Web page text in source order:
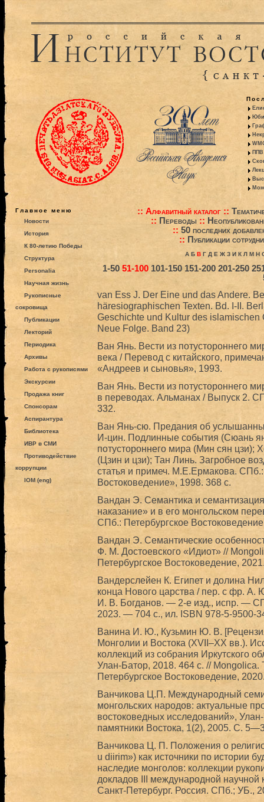
ППВ
Главное меню
Новости
История
К 80-летию Победы
Структура
Personalia
Научная жизнь
Рукописные
сокровища
Публикации
Лекторий
Периодика
Архивы
Работа с рукописями
Экскурсии
Продажа книг
Спонсорам
Аспирантура
Библиотека
ИВР в СМИ
Противодействие
коррупции
IOM (eng)
:: Алфавитный каталог ::
:: Переводы::
:: 50 последних
:: Публикации
А Б В Г Д Е Ж З И К Л М Н
1-50 51-100 101-150 151-200 201-250
van Ess J. Der Eine und das Andere.
häresiographischen Texten. Bd. I-II.
Geschichte und Kultur des islamischen
Neue Folge. Band 23)
Ван Янь. Вести из потустороннего
века / Перевод с китайского,
«Андреев и сыновья», 1993.
Ван Янь. Вести из потустороннего
в переводах. Альманах / Выпуск 2.
332.
Ван Янь-сю. Предания об
И-цин. Подлинные события (Сюань
потустороннего мира (Мин сян цзи);
(Цзин и цзи); Тан Линь. Загробное
статья и примеч. М.Е.Ермакова.
Востоковедение», 1998. 368 с.
Вандан Э. Семантика и
наказание» и в его монгольском
СПб.: Петербургское
Вандан Э. Семантические
Ф. М. Достоевского «Идиот» //
Петербургское Востоковедение,
Вандерслейен К. Египет и долина
конца Нового царства / пер. с фр.
И. В. Богданов. — 2-е изд., испр. —
2023. — 704 с., ил. ISBN 978-5-9500-
Ванина И. Ю., Кузьмин Ю. В.
Монголии и Востока (XVII–XX вв.).
коллекций из собрания Иркутского
Улан-Батор, 2018. 464 с. //
Петербургское Востоковедение,
Ванчикова Ц.П. Международный
монгольских народов: актуальные
востоковедных исследований»,
памятники Востока, 1(2), 2005. С.
Ванчикова Ц. П. Положения о
u diirim») как источники по истории
наследие монголов: коллекции
докладов III международной научной
Санкт-Петербург. Россия. СПб.; УБ.,